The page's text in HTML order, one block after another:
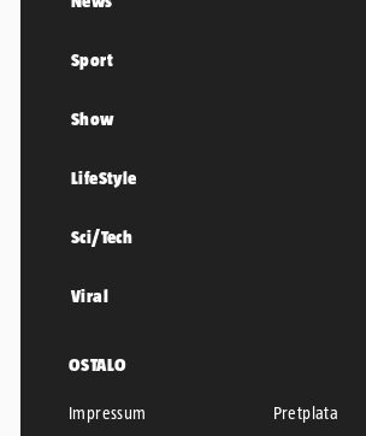
Sport
Show
LifeStyle
Sci/Tech
Viral
OSTALO
Impressum Pretplata